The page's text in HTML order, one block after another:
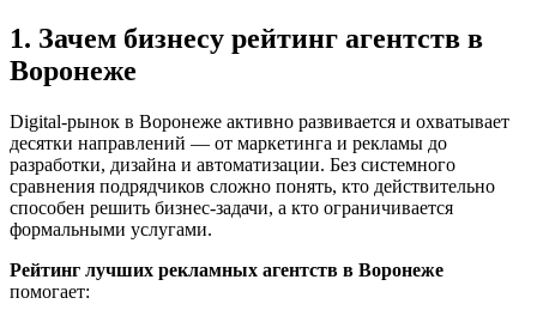
1. Зачем бизнесу рейтинг агентств в
Воронеже
Digital-рынок в Воронеже активно развивается и охватывает
десятки направлений — от маркетинга и рекламы до
разработки, дизайна и автоматизации. Без системного
сравнения подрядчиков сложно понять, кто действительно
способен решить бизнес-задачи, а кто ограничивается
формальными услугами.
Рейтинг лучших рекламных агентств в Воронеже
помогает: